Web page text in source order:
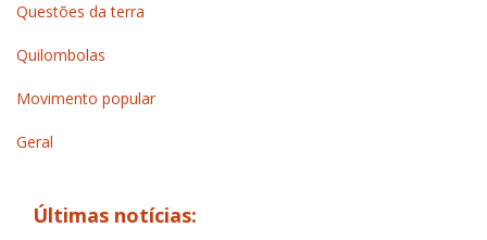
Questões da terra
Quilombolas
Movimento popular
Geral
Últimas notícias: